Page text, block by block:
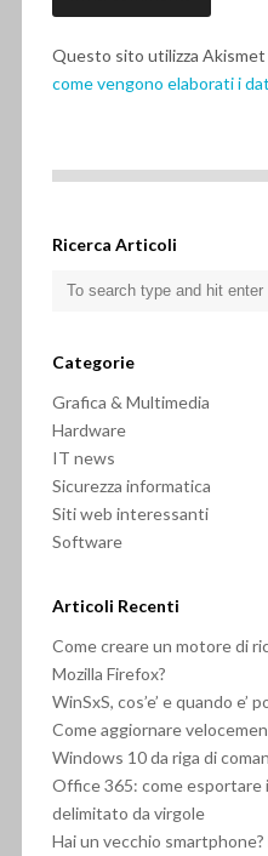
Questo sito utilizza Akismet
come vengono elaborati i
Ricerca Articoli
Categorie
Grafica & Multimedia
Hardware
IT news
Sicurezza informatica
Siti web interessanti
Software
Articoli Recenti
Come creare un motore di
Mozilla Firefox?
WinSxS, cos’e’ e quando e’
Come aggiornare
Windows 10 da riga di
Office 365: come esportare
delimitato da virgole
Hai un vecchio